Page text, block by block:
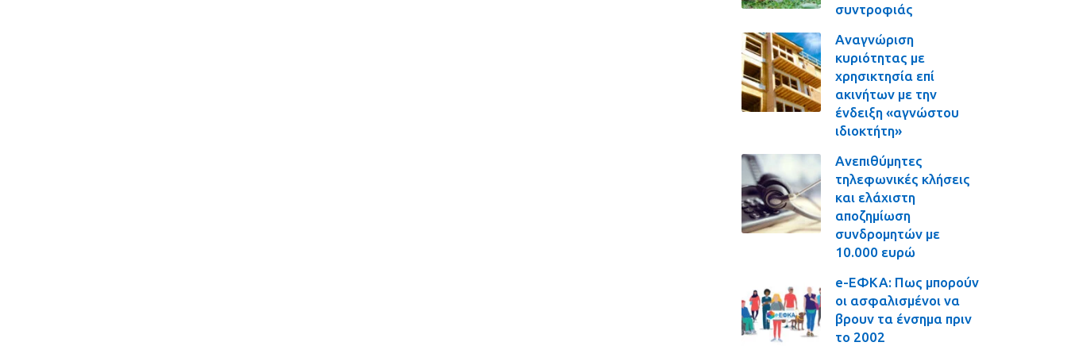
συντροφιάς
Αναγνώριση
κυριότητας με
χρησικτησία επί
ακινήτων με την
ένδειξη «αγνώστου
ιδιοκτήτη»
Ανεπιθύμητες
τηλεφωνικές κλήσεις
και ελάχιστη
αποζημίωση
συνδρομητών με
10.000 ευρώ
e-ΕΦΚΑ: Πως μπορούν
οι ασφαλισμένοι να
βρουν τα ένσημα πριν
το 2002